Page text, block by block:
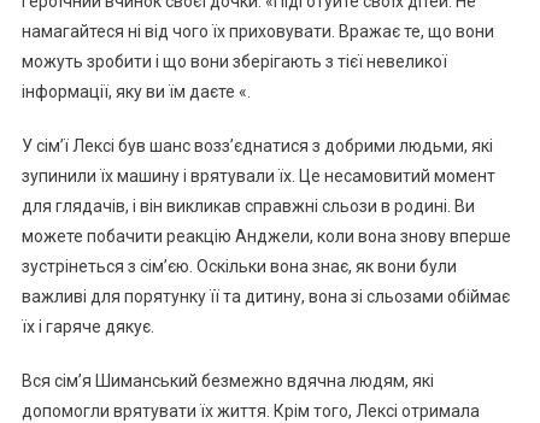
намагайтеся ні від чого їх приховувати. Вражає те, що вони
можуть зробити і що вони зберігають з тієї невеликої
інформації, яку ви їм даєте «.
У сім’ї Лексі був шанс возз’єднатися з добрими людьми, які
зупинили їх машину і врятували їх. Це несамовитий момент
для глядачів, і він викликав справжні сльози в родині. Ви
можете побачити реакцію Анджели, коли вона знову вперше
зустрінеться з сім’єю. Оскільки вона знає, як вони були
важливі для порятунку її та дитину, вона зі сльозами обіймає
їх і гаряче дякує.
Вся сім’я Шиманський безмежно вдячна людям, які
допомогли врятувати їх життя. Крім того, Лексі отримала